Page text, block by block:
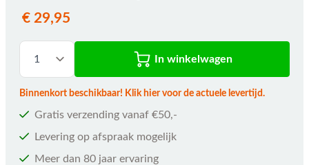
€ 29,95
In winkelwagen
Binnenkort beschikbaar! Klik hier voor de actuele levertijd.
Gratis verzending vanaf €50,-
Levering op afspraak mogelijk
Meer dan 80 jaar ervaring